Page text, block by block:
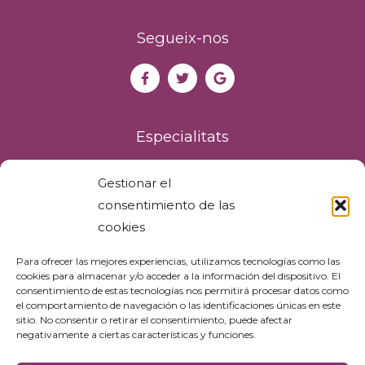
Gestionar el
consentimiento de las
cookies
Para ofrecer las mejores experiencias, utilizamos tecnologías como las
cookies para almacenar y/o acceder a la información del dispositivo. El
consentimiento de estas tecnologías nos permitirá procesar datos como
el comportamiento de navegación o las identificaciones únicas en este
sitio. No consentir o retirar el consentimiento, puede afectar
negativamente a ciertas características y funciones.
e
|
C
P
C
M
Segueix-nos
Especialitats
Teràpia psicològica infanto-juvenil
Logopèdia
Ajuda
Avís legal
Política de privadesa
Política de cookies